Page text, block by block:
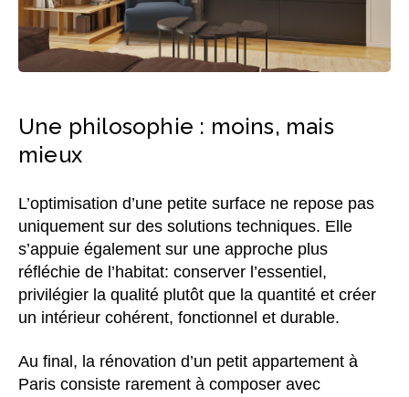
Une philosophie : moins, mais
mieux
L’optimisation d’une petite surface ne repose pas
uniquement sur des solutions techniques. Elle
s’appuie également sur une approche plus
réfléchie de l’habitat: conserver l’essentiel,
privilégier la qualité plutôt que la quantité et créer
un intérieur cohérent, fonctionnel et durable.
Au final, la rénovation d’un petit appartement à
Paris consiste rarement à composer avec